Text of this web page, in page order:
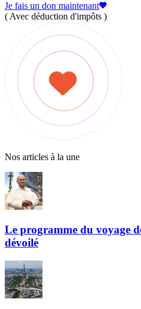
Je fais un don maintenant
( Avec déduction d'impôts )
Nos articles à la une
Le programme du voyage
dévoilé